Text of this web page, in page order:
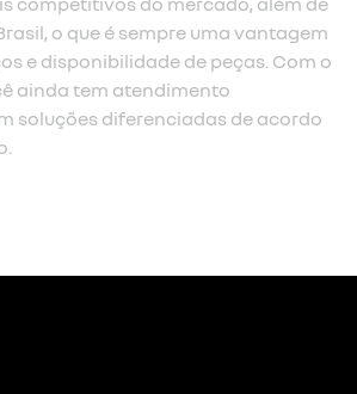
o que é sempre uma vantagem
e disponibilidade de peças. Com o
ainda tem atendimento
soluções diferenciadas de acordo